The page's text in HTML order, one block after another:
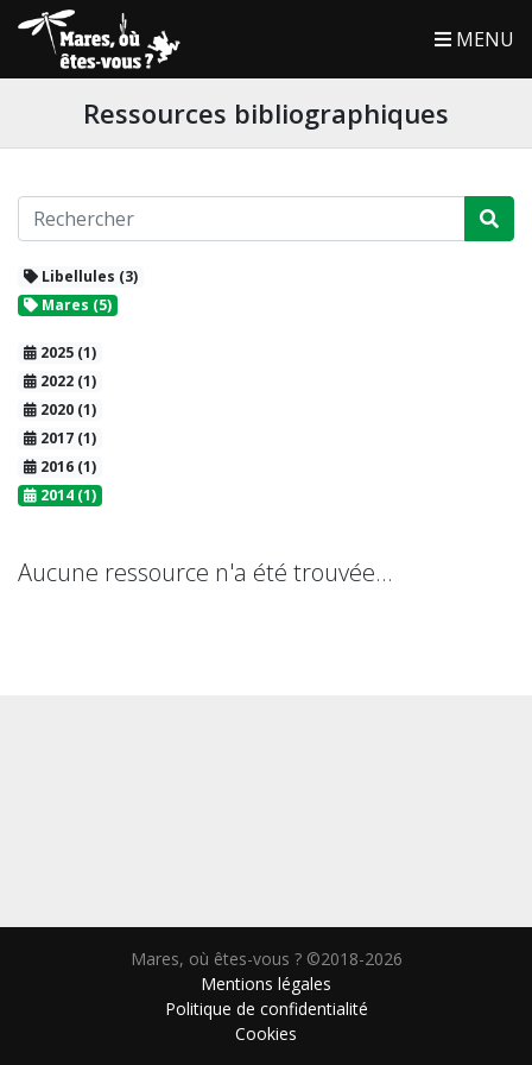
MENU
Ressources bibliographiques
Aucune ressource n'a été trouvée…
Libellules (3)
Mares (5)
2025 (1)
2022 (1)
2020 (1)
2017 (1)
2016 (1)
2014 (1)
Mares, où êtes-vous ? ©2018-2026
Mentions légales
Politique de confidentialité
Cookies